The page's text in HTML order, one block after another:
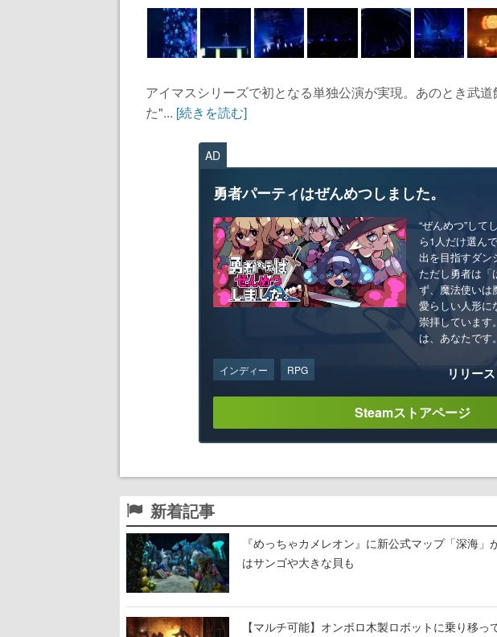
アイマスシリーズで初となる単独公演が実現。あのとき武
た"... [続きを読む]
AD
勇者パーティはぜんめつしました。
“ぜんめつ”して
ら1人だけ選ん
出を目指すダン
ただし勇者は「
ず、魔法使いは
愛らしい人形
崇拝しています
は、あなたです。
インディー RPG リリー
Steamストアページ
新着記事
『めっちゃカメレオン』に新公式マップ「深海
はサンゴや大きな貝も
【マルチ可能】オンボロ木製ロボットに乗り移